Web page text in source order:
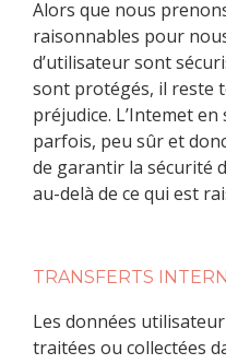
Alors que nous
raisonnables pour
d’utilisateur sont
sont protégés, il reste
préjudice. L’Intemet
parfois, peu sûr et
de garantir la sécurité
au-delà de ce qui est
TRANSFERTS
Les données
traitées ou collectées